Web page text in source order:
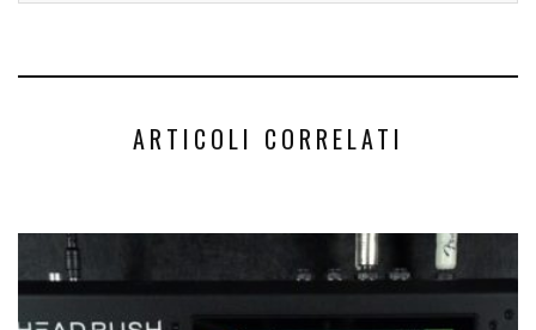
ARTICOLI CORRELATI